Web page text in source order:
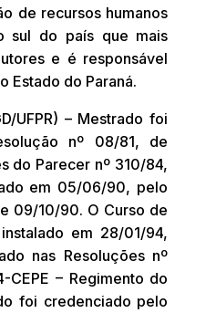
de recursos humanos
sul do país que mais
e é responsável
Estado do Paraná.
UFPR) – Mestrado foi
nº 08/81, de
do Parecer nº 310/84,
em 05/06/90, pelo
09/10/90. O Curso de
em 28/01/94,
nas Resoluções nº
– Regimento do
foi credenciado pelo